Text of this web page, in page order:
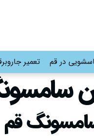
در قم تعمیر
سامسونگ قم